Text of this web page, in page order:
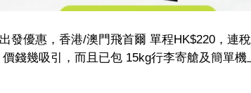
發優惠，香港/澳門飛首爾 單程HK$220，連
錢幾吸引，而且已包 15kg行李寄艙及簡單